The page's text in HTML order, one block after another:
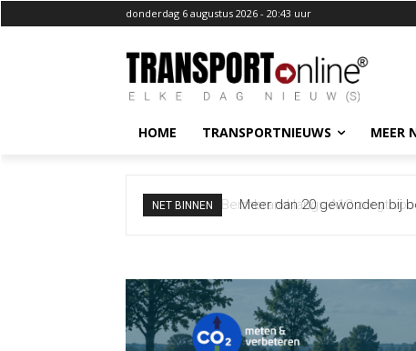
donderdag 6 augustus 2026 - 20:43 uur
HOME TRANSPORTNIEUWS MEER
NET BINNEN Meer dan 20 gewonden bij